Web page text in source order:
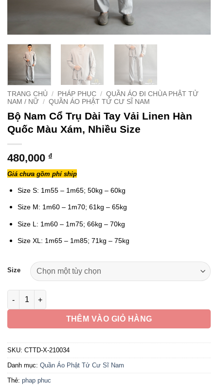
TRANG CHỦ / PHÁP PHỤC / QUẦN ÁO ĐI CHÙA PHẬT TỬ
NAM / NỮ / QUẦN ÁO PHẬT TỬ CƯ SĨ NAM
Bộ Nam Cổ Trụ Dài Tay Vải Linen Hàn
Quốc Màu Xám, Nhiều Size
480,000 ₫
Giá chưa gồm phí ship
Size S: 1m55 – 1m65; 50kg – 60kg
Size M: 1m60 – 1m70; 61kg – 65kg
Size L: 1m60 – 1m75; 66kg – 70kg
Size XL: 1m65 – 1m85; 71kg – 75kg
Size
Bộ Nam Cổ Trụ Dài Tay Vải Linen Hàn Quốc Màu Xám, Nhiều
THÊM VÀO GIỎ HÀNG
SKU: CTTD-X-210034
Danh mục: Quần Áo Phật Tử Cư Sĩ Nam
Thẻ: phap phuc